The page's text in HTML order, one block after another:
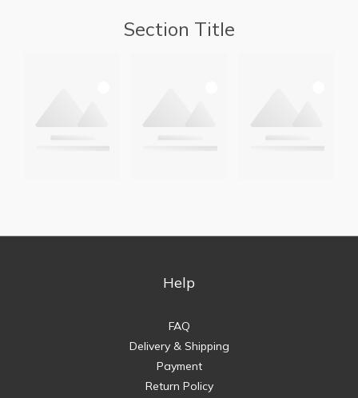
Section Title
Help
FAQ
Delivery & Shipping
Payment
Return Policy